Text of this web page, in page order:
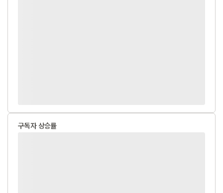
구독자 상승률